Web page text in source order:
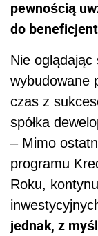
pewnością
do
Nie
wybudowane
czas z
spółka
– Mimo
programu
Roku,
jednak, z